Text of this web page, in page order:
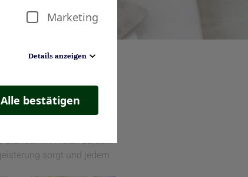
Marketing
Details anzeigen
Alle bestätigen
dem Kaffeetisch – diese
des Monats August
im Freien zurück.
sorgt und jedem